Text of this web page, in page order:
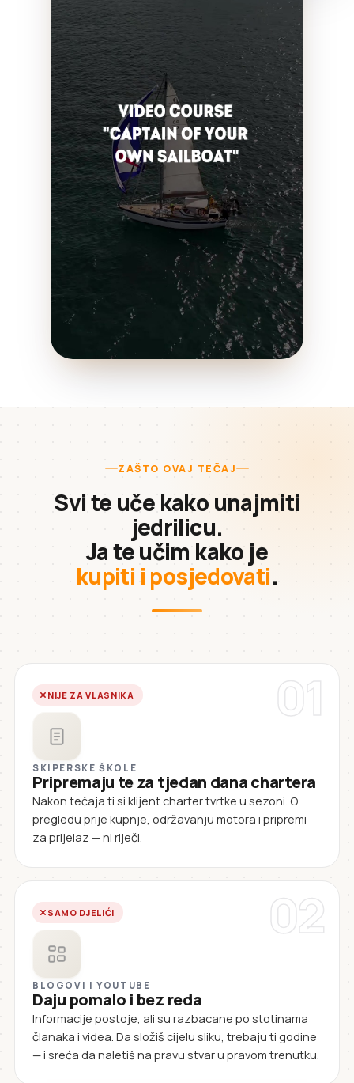
ZAŠTO OVAJ TEČAJ
Svi te uče kako unajmiti
jedrilicu.
Ja te učim kako je
kupiti i posjedovati.
01
NIJE ZA VLASNIKA
SKIPERSKE ŠKOLE
Pripremaju te za tjedan dana chartera
Nakon tečaja ti si klijent charter tvrtke u sezoni. O
pregledu prije kupnje, održavanju motora i pripremi
za prijelaz — ni riječi.
02
SAMO DJELIĆI
BLOGOVI I YOUTUBE
Daju pomalo i bez reda
Informacije postoje, ali su razbacane po stotinama
članaka i videa. Da složiš cijelu sliku, trebaju ti godine
— i sreća da naletiš na pravu stvar u pravom trenutku.